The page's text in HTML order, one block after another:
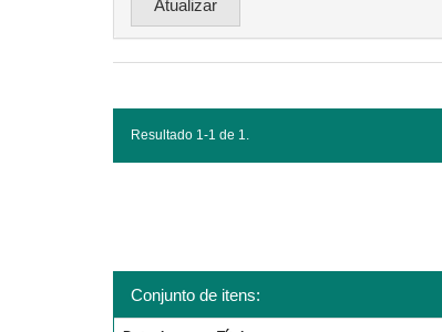
Resultado 1-1 de 1.
Conjunto de itens: